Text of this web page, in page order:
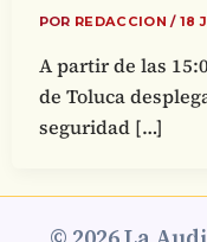
POR REDACCION/ 18
A partir de las
de Toluca
seguridad […]